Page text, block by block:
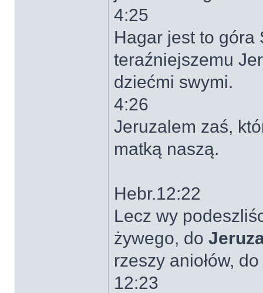
4:25
Hagar jest to góra
teraźniejszemu
dziećmi swymi.
4:26
Jeruzalem zaś,
matką naszą.
Hebr.12:22
Lecz wy
żywego, do
rzeszy aniołów,
12:23